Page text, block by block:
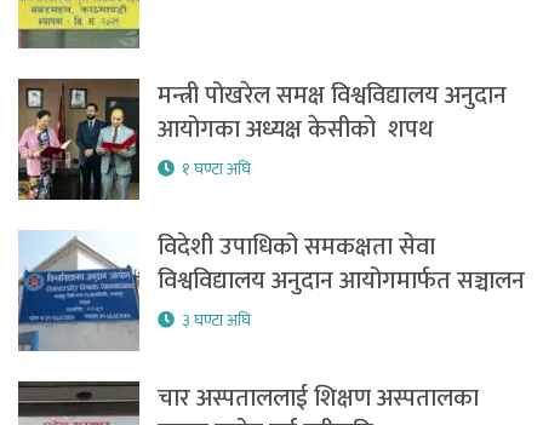
मन्त्री पोखरेल समक्ष विश्वविद्यालय अनुदान
आयोगका अध्यक्ष केसीको शपथ
१ घण्टा अघि
विदेशी उपाधिको समकक्षता सेवा
विश्वविद्यालय अनुदान आयोगमार्फत सञ्चालन
३ घण्टा अघि
चार अस्पताललाई शिक्षण अस्पतालका